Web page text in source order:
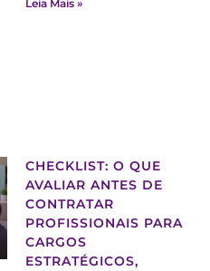
Leia Mais »
CHECKLIST: O QUE
AVALIAR ANTES DE
CONTRATAR
PROFISSIONAIS PARA
CARGOS
ESTRATÉGICOS,